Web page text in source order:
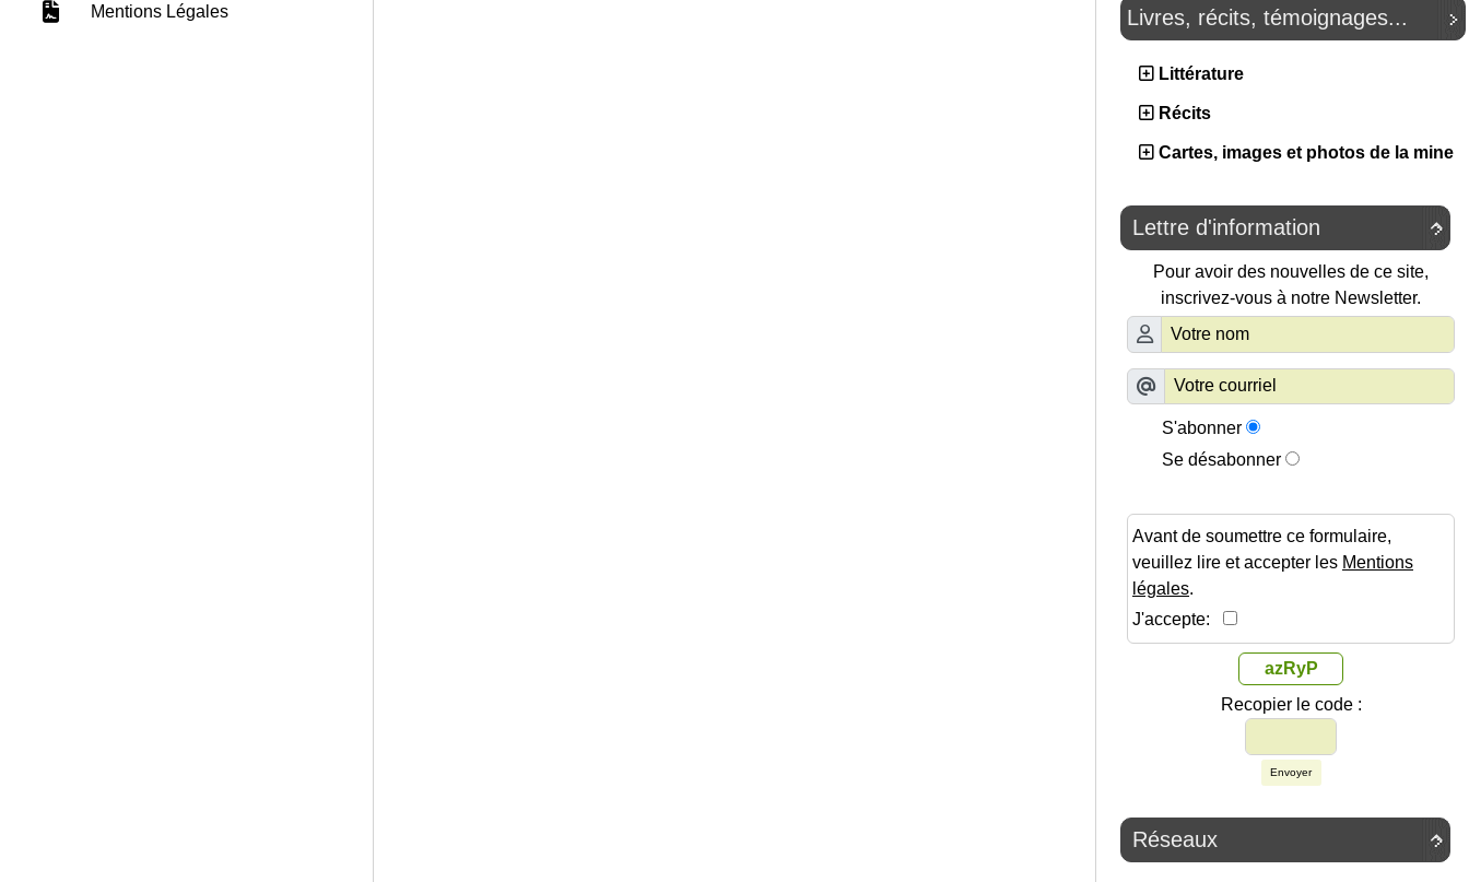
Mentions Légales Livres, récits, témoignages...
Littérature
Récits
Cartes, images et photos de la mine

Lettre d'information
Pour avoir des nouvelles de ce site,
inscrivez-vous à notre Newsletter.
S'abonner
Se désabonner
Avant de soumettre ce formulaire,
veuillez lire et accepter les Mentions
légales.
J'accepte:
azRyP
Recopier le code :
Envoyer

Réseaux